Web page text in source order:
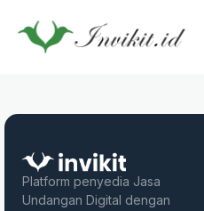
Platform penyedia Jasa
Undangan Digital dengan